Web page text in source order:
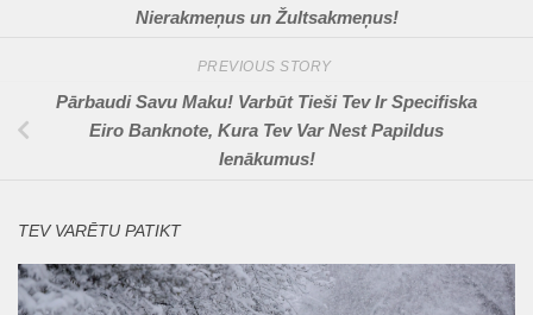
Nierakmeņus un Žultsakmeņus!
PREVIOUS STORY
Pārbaudi Savu Maku! Varbūt Tieši Tev Ir Specifiska
Eiro Banknote, Kura Tev Var Nest Papildus
Ienākumus!
TEV VARĒTU PATIKT